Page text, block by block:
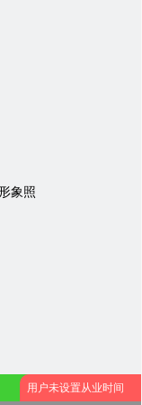
象照
用户未设置从业时间